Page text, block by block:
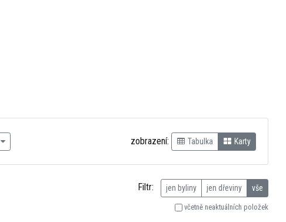
zobrazení: Tabulka Karty
Filtr: jen byliny jen dřeviny vše
včetně neaktuálních položek